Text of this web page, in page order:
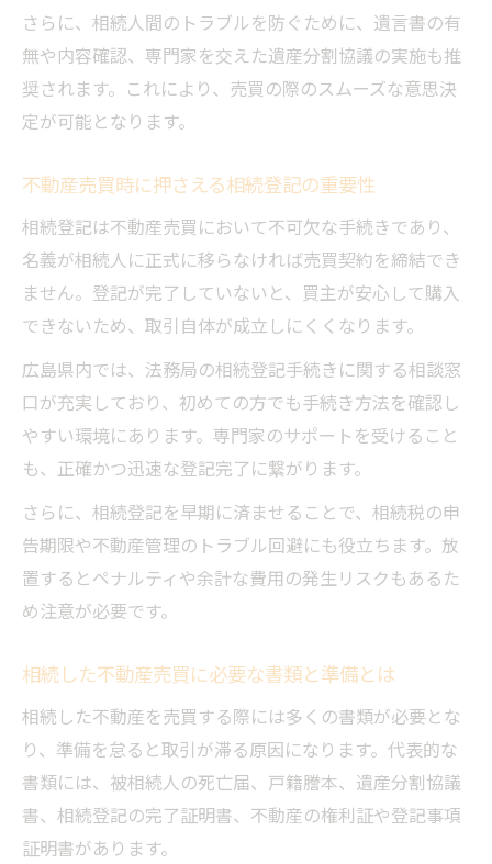
不動産売買を通じた相続資産の有効な分割
方法
売却か現金化か相続不動産の活用戦略を比
較解説
相続と売買の全体像をつかむための重要ポ
イント
相続に強い広島県の無料相談窓口を活用する方
法
不動産売買と相続相談の窓口利用メリット
広島市で活用できる相続無料相談の選び方
と流れ
不動産売買に関する相続相談で得られる具
体的支援
広島司法書士や専門家による相続相談の活
用術
無料相談窓口で不動産売買の疑問を解決す
る方法
広島で不動産売買に伴う相続登記の注意点とは
と流れ
広島法務局を活用した不動産売買と相続登
記のポイント
名義変更と不動産売買における相続登記の
さらに、相続人間のトラブルを防ぐために、遺言書の有
無や内容確認、専門家を交えた遺産分割協議の実施も推
奨されます。これにより、売買の際のスムーズな意思決
定が可能となります。
不動産売買時に押さえる相続登記の重要性
相続登記は不動産売買において不可欠な手続きであり、
名義が相続人に正式に移らなければ売買契約を締結でき
ません。登記が完了していないと、買主が安心して購入
できないため、取引自体が成立しにくくなります。
広島県内では、法務局の相続登記手続きに関する相談窓
口が充実しており、初めての方でも手続き方法を確認し
やすい環境にあります。専門家のサポートを受けること
も、正確かつ迅速な登記完了に繋がります。
さらに、相続登記を早期に済ませることで、相続税の申
告期限や不動産管理のトラブル回避にも役立ちます。放
置するとペナルティや余計な費用の発生リスクもあるた
め注意が必要です。
相続した不動産売買に必要な書類と準備とは
相続した不動産を売買する際には多くの書類が必要とな
り、準備を怠ると取引が滞る原因になります。代表的な
書類には、被相続人の死亡届、戸籍謄本、遺産分割協議
書、相続登記の完了証明書、不動産の権利証や登記事項
証明書があります。